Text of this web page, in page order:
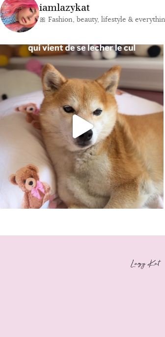
iamlazykat
🎀 Fashion, beauty, lifestyle &